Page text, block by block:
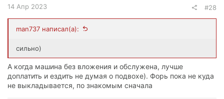
14 Апр 2023 #28
man737 написал(а):
сильно)
А когда машина без вложения и обслужена, лучше
доплатить и ездить не думая о подвохе). Форь пока не куда
не выкладывается, по знакомым сначала